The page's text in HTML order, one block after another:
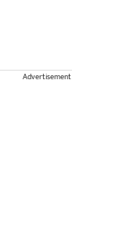
Advertisement